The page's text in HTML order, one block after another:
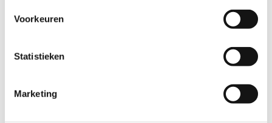
Voorkeuren
Statistieken
Marketing